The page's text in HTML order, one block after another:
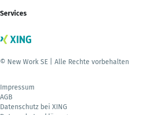
Services
© New Work SE | Alle Rechte vorbehalten
Impressum
AGB
Datenschutz bei XING